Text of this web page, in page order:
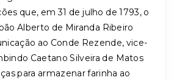
que, em 31 de julho de 1793, o
Alberto de Miranda Ribeiro
ao Conde Rezende, vice-
Caetano Silveira de Matos
para armazenar farinha ao